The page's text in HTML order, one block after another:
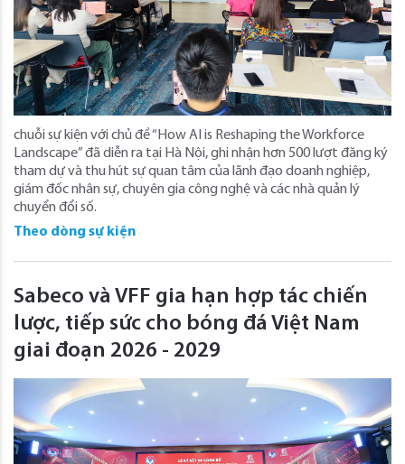
chuỗi sự kiện với chủ đề “How AI is Reshaping the Workforce
Landscape” đã diễn ra tại Hà Nội, ghi nhận hơn 500 lượt đăng ký
tham dự và thu hút sự quan tâm của lãnh đạo doanh nghiệp,
giám đốc nhân sự, chuyên gia công nghệ và các nhà quản lý
chuyển đổi số.
Theo dòng sự kiện
Sabeco và VFF gia hạn hợp tác chiến
lược, tiếp sức cho bóng đá Việt Nam
giai đoạn 2026 - 2029